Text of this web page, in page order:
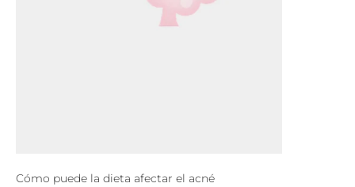
Cómo puede la dieta afectar el acné